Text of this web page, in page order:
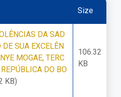
Size
DA SAD
SUA EXCELÊN
MOGAE, TERC
DO BO
KB)
106.32
KB